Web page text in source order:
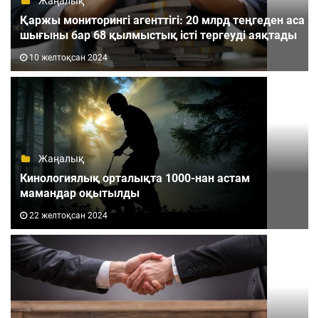
Қаржы мониторингі агенттігі: 20 млрд теңгеден аса
шығыны бар 68 қылмыстық істі тергеуді аяқтады
10 желтоқсан 2024
Жаңалық
Кинологиялық орталықта 1000-нан астам
мамандар оқытылды
22 желтоқсан 2024